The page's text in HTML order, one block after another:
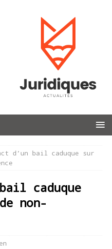
d’un bail caduque sur
caduque
non-